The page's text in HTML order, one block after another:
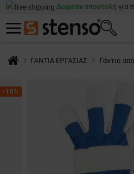
Δωρεάν αποστολή για
ΓΑΝΤΙΑ ΕΡΓΑΣΙΑΣ Γάντια
-10%